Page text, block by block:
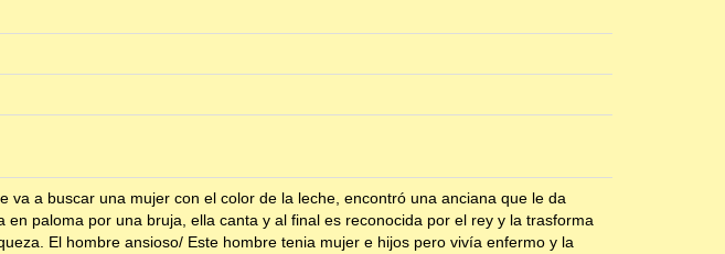
va a buscar una mujer con el color de la leche, encontró una anciana que le da
paloma por una bruja, ella canta y al final es reconocida por el rey y la trasforma
El hombre ansioso/ Este hombre tenia mujer e hijos pero vivía enfermo y la